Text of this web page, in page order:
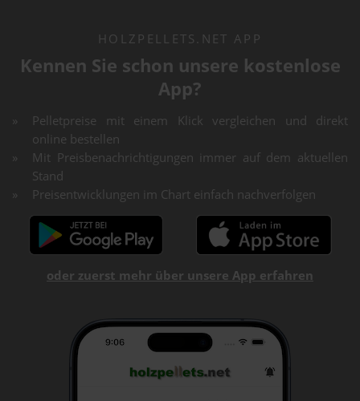
HOLZPELLETS.NET APP
Kennen Sie schon unsere kostenlose
App?
Pelletpreise mit einem Klick vergleichen und direkt
online bestellen
Mit Preisbenachrichtigungen immer auf dem aktuellen
Stand
Preisentwicklungen im Chart einfach nachverfolgen
oder zuerst mehr über unsere App erfahren